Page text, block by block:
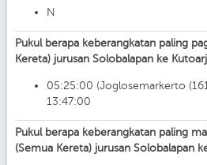
N
Pukul berapa keberangkatan paling
Kereta) jurusan Solobalapan ke
05:25:00 (Joglosemarkerto
13:47:00
Pukul berapa keberangkatan paling
(Semua Kereta) jurusan Solobalapan